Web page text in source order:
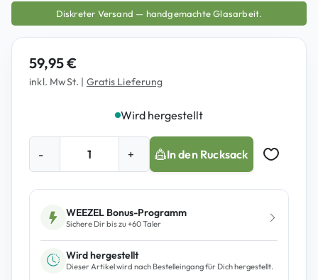
Diskreter Versand — handgemachte Glasarbeit.
59,95€
inkl. MwSt. | Gratis Lieferung
Wird hergestellt
-
s
+ In den Rucksack
Auf
WEEZEL Bonus-Programm
Sichere Dir bis zu +60Taler
Wird hergestellt
Dieser Artikel wird nach Bestelleingang für Dich hergestellt.